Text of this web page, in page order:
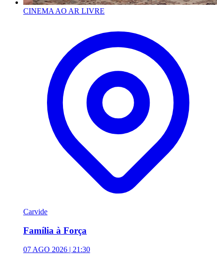
CINEMA AO AR LIVRE
Carvide
Família à Força
07 AGO 2026 | 21:30